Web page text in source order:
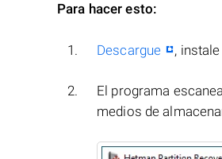
Para hacer esto:
Descargue ,
El programa
medios de